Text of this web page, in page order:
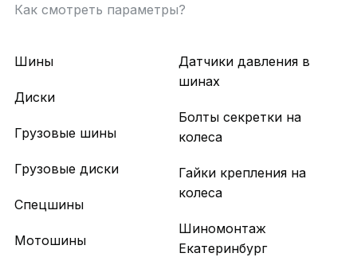
Как смотреть параметры?
Шины
Диски
Грузовые шины
Грузовые диски
Спецшины
Мотошины
Датчики давления в
шинах
Болты секретки на
колеса
Гайки крепления на
колеса
Шиномонтаж
Екатеринбург